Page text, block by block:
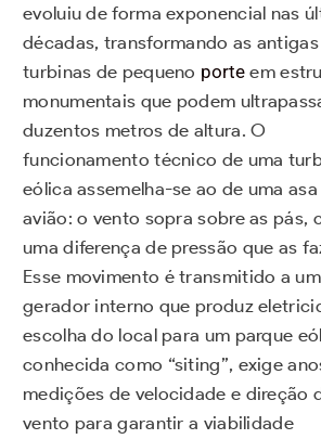
evoluiu de forma exponencial nas
décadas, transformando as antigas
turbinas de pequeno porte em
monumentais que podem
duzentos metros de altura. O
funcionamento técnico de uma
eólica assemelha-se ao de uma
avião: o vento sopra sobre as pás,
uma diferença de pressão que as
Esse movimento é transmitido a um
gerador interno que produz
escolha do local para um parque
conhecida como “siting”, exige
medições de velocidade e direção
vento para garantir a viabilidade